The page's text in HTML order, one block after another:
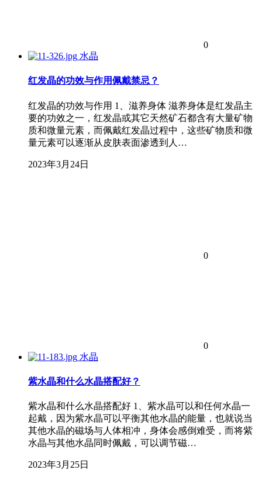
0
水晶
红发晶的功效与作用佩戴禁忌？
红发晶的功效与作用 1、滋养身体 滋养身体是红发晶主
要的功效之一，红发晶或其它天然矿石都含有大量矿物
质和微量元素，而佩戴红发晶过程中，这些矿物质和微
量元素可以逐渐从皮肤表面渗透到人…
2023年3月24日
0
0
水晶
紫水晶和什么水晶搭配好？
紫水晶和什么水晶搭配好 1、紫水晶可以和任何水晶一
起戴，因为紫水晶可以平衡其他水晶的能量，也就说当
其他水晶的磁场与人体相冲，身体会感倒难受，而将紫
水晶与其他水晶同时佩戴，可以调节磁…
2023年3月25日